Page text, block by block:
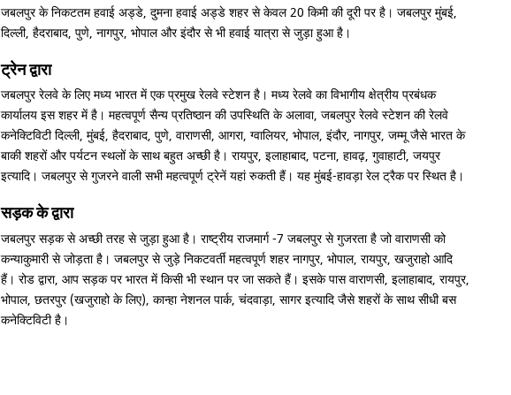
जबलपुर के निकटतम हवाई अड्डे, दुमना हवाई अड्डे शहर से केवल 20 किमी की दूरी पर है। जबलपुर मुंबई,
दिल्ली, हैदराबाद, पुणे, नागपुर, भोपाल और इंदौर से भी हवाई यात्रा से जुड़ा हुआ है।
ट्रेन द्वारा
जबलपुर रेलवे के लिए मध्य भारत में एक प्रमुख रेलवे स्टेशन है। मध्य रेलवे का विभागीय क्षेत्रीय प्रबंधक
कार्यालय इस शहर में है। महत्वपूर्ण सैन्य प्रतिष्ठान की उपस्थिति के अलावा, जबलपुर रेलवे स्टेशन की रेलवे
कनेक्टिविटी दिल्ली, मुंबई, हैदराबाद, पुणे, वाराणसी, आगरा, ग्वालियर, भोपाल, इंदौर, नागपुर, जम्मू जैसे भारत के
बाकी शहरों और पर्यटन स्थलों के साथ बहुत अच्छी है। रायपुर, इलाहाबाद, पटना, हावढ़, गुवाहाटी, जयपुर
इत्यादि। जबलपुर से गुजरने वाली सभी महत्वपूर्ण ट्रेनें यहां रुकती हैं। यह मुंबई-हावड़ा रेल ट्रैक पर स्थित है।
सड़क के द्वारा
जबलपुर सड़क से अच्छी तरह से जुड़ा हुआ है। राष्ट्रीय राजमार्ग -7 जबलपुर से गुजरता है जो वाराणसी को
कन्याकुमारी से जोड़ता है। जबलपुर से जुड़े निकटवर्ती महत्वपूर्ण शहर नागपुर, भोपाल, रायपुर, खजुराहो आदि
हैं। रोड द्वारा, आप सड़क पर भारत में किसी भी स्थान पर जा सकते हैं। इसके पास वाराणसी, इलाहाबाद, रायपुर,
भोपाल, छतरपुर (खजुराहो के लिए), कान्हा नेशनल पार्क, चंदवाड़ा, सागर इत्यादि जैसे शहरों के साथ सीधी बस
कनेक्टिविटी है।